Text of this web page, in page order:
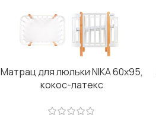
Матрац для люльки NIKA 60x95,
кокос-латекс